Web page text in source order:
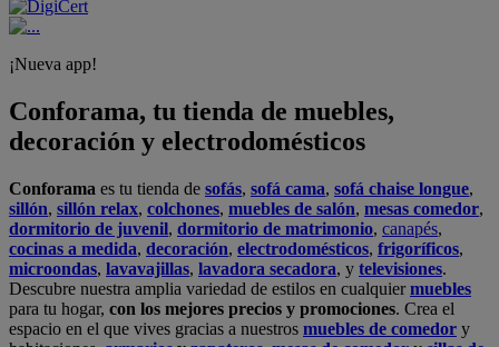
¡Nueva app!
Conforama, tu tienda de muebles,
decoración y electrodomésticos
Conforama es tu tienda de sofás, sofá cama, sofá chaise longue,
sillón, sillón relax, colchones, muebles de salón, mesas comedor,
dormitorio de juvenil, dormitorio de matrimonio, canapés,
cocinas a medida, decoración, electrodomésticos, frigoríficos,
microondas, lavavajillas, lavadora secadora, y televisiones.
Descubre nuestra amplia variedad de estilos en cualquiermuebles
para tu hogar, con los mejores precios y promociones. Crea el
espacio en el que vives gracias a nuestros muebles de comedor y